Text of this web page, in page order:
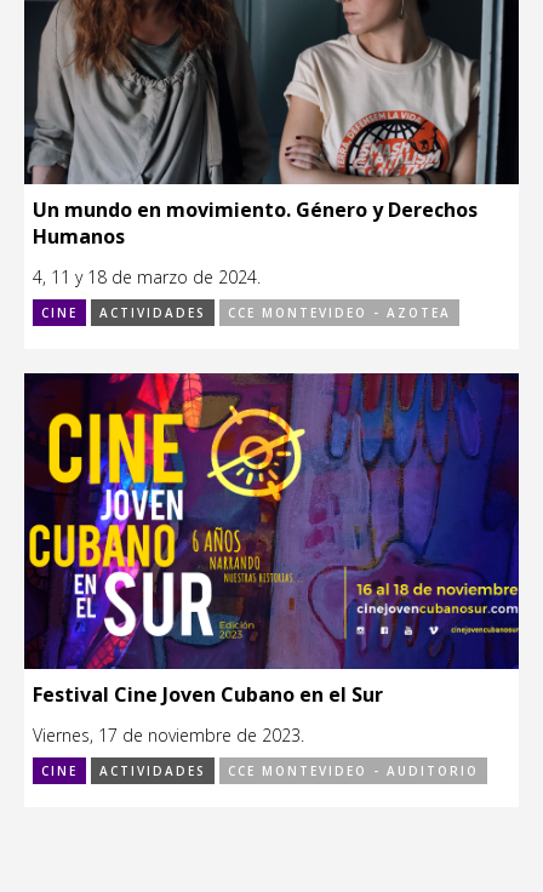
Un mundo en movimiento. Género y Derechos
Humanos
4, 11 y 18 de marzo de 2024.
CINE ACTIVIDADES CCE MONTEVIDEO - AZOTEA
Festival Cine Joven Cubano en el Sur
Viernes, 17 de noviembre de 2023.
CINE ACTIVIDADES CCE MONTEVIDEO - AUDITORIO